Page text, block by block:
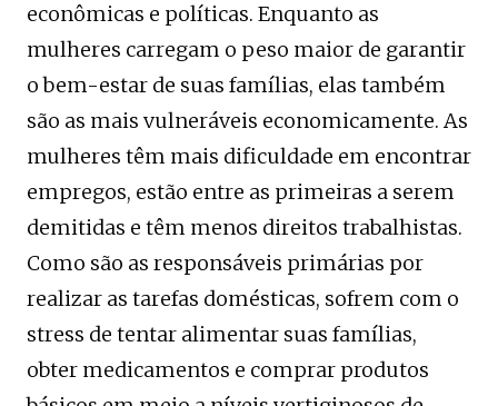
econômicas e políticas. Enquanto as
mulheres carregam o peso maior de garantir
o bem-estar de suas famílias, elas também
são as mais vulneráveis economicamente. As
mulheres têm mais dificuldade em encontrar
empregos, estão entre as primeiras a serem
demitidas e têm menos direitos trabalhistas.
Como são as responsáveis primárias por
realizar as tarefas domésticas, sofrem com o
stress de tentar alimentar suas famílias,
obter medicamentos e comprar produtos